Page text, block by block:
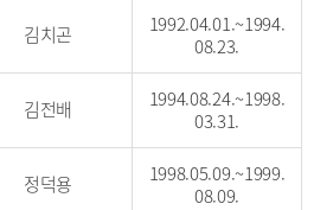
김치곤
1992.04.01.~1994.
08.23.
김전배
1994.08.24.~1998.
03.31.
정덕용
1998.05.09.~1999.
08.09.